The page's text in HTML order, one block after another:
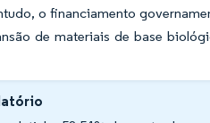
o financiamento
de materiais de base